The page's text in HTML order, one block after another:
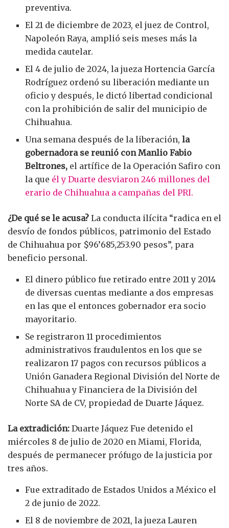
preventiva.
El 21 de diciembre de 2023, el juez de Control,
Napoleón Raya, amplió seis meses más la
medida cautelar.
El 4 de julio de 2024, la jueza Hortencia García
Rodríguez ordenó su liberación mediante un
oficio y después, le dictó libertad condicional
con la prohibición de salir del municipio de
Chihuahua.
Una semana después de la liberación,la
gobernadora se reunió con Manlio Fabio
Beltrones, el artífice de la Operación Safiro con
la que él y Duarte desviaron 246 millones del
erario de Chihuahua a campañas del PRI.
¿De qué se le acusa? La conducta ilícita “radica en el
desvío de fondos públicos, patrimonio del Estado
de Chihuahua por $96’685,253.90 pesos”, para
beneficio personal.
El dinero público fue retirado entre 2011 y 2014
de diversas cuentas mediante a dos empresas
en las que el entonces gobernador era socio
mayoritario.
Se registraron 11 procedimientos
administrativos fraudulentos en los que se
realizaron 17 pagos con recursos públicos a
Unión Ganadera Regional División del Norte de
Chihuahua y Financiera de la División del
Norte SA de CV, propiedad de Duarte Jáquez.
La extradición: Duarte Jáquez Fue detenido el
miércoles 8 de julio de 2020 en Miami, Florida,
después de permanecer prófugo de la justicia por
tres años.
Fue extraditado de Estados Unidos a México el
2 de junio de 2022.
El 8 de noviembre de 2021, la jueza Lauren